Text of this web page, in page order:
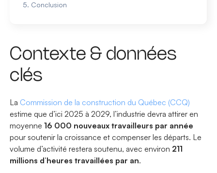
Conclusion
Contexte & données
clés
La Commission de la construction du Québec (CCQ)
estime que d’ici 2025 à 2029, l’industrie devra attirer en
moyenne 16 000 nouveaux travailleurs par année
pour soutenir la croissance et compenser les départs. Le
volume d’activité restera soutenu, avec environ 211
millions d’heures travaillées par an.